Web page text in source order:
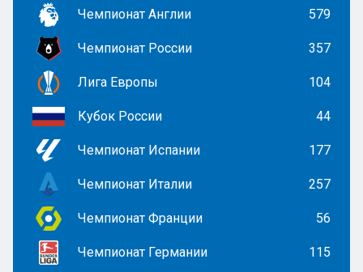
Чемпионат Англии 579
Чемпионат России 357
Лига Европы 104
Кубок России 44
Чемпионат Испании 177
Чемпионат Италии 257
Чемпионат Франции 56
Чемпионат Германии 115